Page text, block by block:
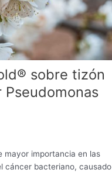
sobre tizón
mayor importancia en las
cáncer bacteriano, causado